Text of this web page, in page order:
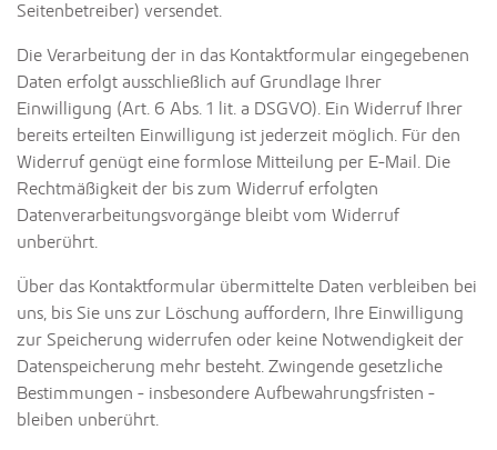
Seitenbetreiber) versendet.
Die Verarbeitung der in das Kontaktformular eingegebenen
Daten erfolgt ausschließlich auf Grundlage Ihrer
Einwilligung (Art. 6 Abs. 1 lit. a DSGVO). Ein Widerruf Ihrer
bereits erteilten Einwilligung ist jederzeit möglich. Für den
Widerruf genügt eine formlose Mitteilung per E-Mail. Die
Rechtmäßigkeit der bis zum Widerruf erfolgten
Datenverarbeitungsvorgänge bleibt vom Widerruf
unberührt.
Über das Kontaktformular übermittelte Daten verbleiben bei
uns, bis Sie uns zur Löschung auffordern, Ihre Einwilligung
zur Speicherung widerrufen oder keine Notwendigkeit der
Datenspeicherung mehr besteht. Zwingende gesetzliche
Bestimmungen - insbesondere Aufbewahrungsfristen -
bleiben unberührt.